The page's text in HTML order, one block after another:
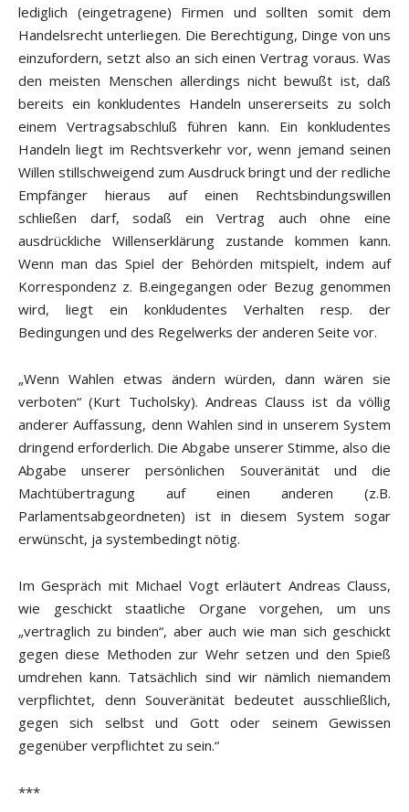
lediglich (eingetragene) Firmen und sollten somit dem
Handelsrecht unterliegen. Die Berechtigung, Dinge von uns
einzufordern, setzt also an sich einen Vertrag voraus. Was
den meisten Menschen allerdings nicht bewußt ist, daß
bereits ein konkludentes Handeln unsererseits zu solch
einem Vertragsabschluß führen kann. Ein konkludentes
Handeln liegt im Rechtsverkehr vor, wenn jemand seinen
Willen stillschweigend zum Ausdruck bringt und der redliche
Empfänger hieraus auf einen Rechtsbindungswillen
schließen darf, sodaß ein Vertrag auch ohne eine
ausdrückliche Willenserklärung zustande kommen kann.
Wenn man das Spiel der Behörden mitspielt, indem auf
Korrespondenz z. B.eingegangen oder Bezug genommen
wird, liegt ein konkludentes Verhalten resp. der
Bedingungen und des Regelwerks der anderen Seite vor.
„Wenn Wahlen etwas ändern würden, dann wären sie
verboten“ (Kurt Tucholsky). Andreas Clauss ist da völlig
anderer Auffassung, denn Wahlen sind in unserem System
dringend erforderlich. Die Abgabe unserer Stimme, also die
Abgabe unserer persönlichen Souveränität und die
Machtübertragung auf einen anderen (z.B.
Parlamentsabgeordneten) ist in diesem System sogar
erwünscht, ja systembedingt nötig.
Im Gespräch mit Michael Vogt erläutert Andreas Clauss,
wie geschickt staatliche Organe vorgehen, um uns
„vertraglich zu binden“, aber auch wie man sich geschickt
gegen diese Methoden zur Wehr setzen und den Spieß
umdrehen kann. Tatsächlich sind wir nämlich niemandem
verpflichtet, denn Souveränität bedeutet ausschließlich,
gegen sich selbst und Gott oder seinem Gewissen
gegenüber verpflichtet zu sein.“
***